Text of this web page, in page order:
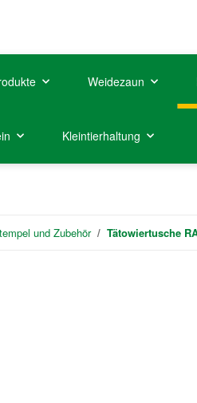
Weidezaun
Kleintierhaltung
und Zubehör Tätowiertusche